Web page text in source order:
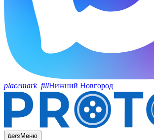
placemark_fillНижний Новгород
barsМеню